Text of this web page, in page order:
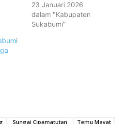
23 Januari 2026
dalam "Kabupaten
Sukabumi"
Sungai Cipamatutan Temu Mayat